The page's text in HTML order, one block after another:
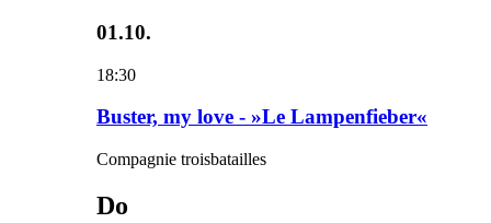
01.10.
18:30
Buster, my love - »Le Lampenfieber«
Compagnie troisbatailles
Do